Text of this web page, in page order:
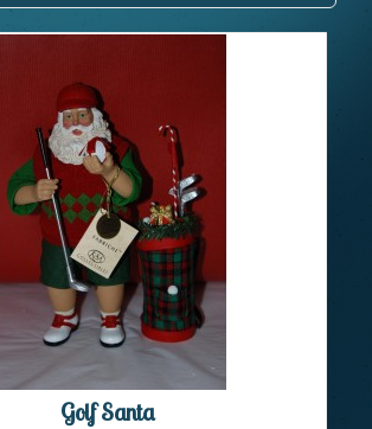
Golf Santa